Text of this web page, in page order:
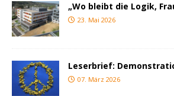
„Wo bleibt die Logik,
23. Mai 2026
Leserbrief:
07. März 2026